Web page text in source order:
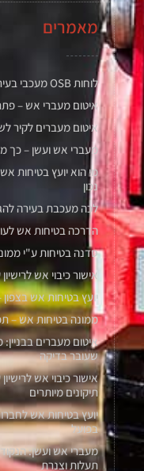
מאמרים
לוחות OSB מעכבי בעירה
איטום מעברי אש –
איטום מעברים לקיר
מעברי אש ועשן – כך
מי הוא יועץ בטיחות
נכון
לכה מעכבת בעירה
הדרכה בטיחות אש
סדנה בטיחות ע"י
אישור כיבוי אש
יועץ בטיחות אש
ממונה בטיחות אש –
איטום מעברים
שעובר בדיקה
אישור כיבוי אש
תיקונים מיותרים
יועץ בטיחות אש
בפועל
מעברי אש ועשן:
תעלות וצנרת